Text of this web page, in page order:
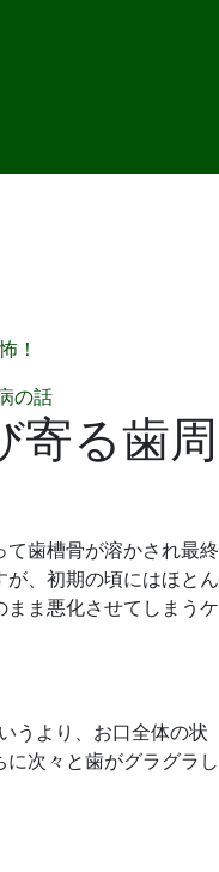
！
の話2024
年
11
日
い
そ
歯
院
寄る歯周
歯槽骨が溶かされ最終
、初期の頃にはほとん
ま悪化させてしまうケ
うより、お口全体の状
次々と歯がグラグラし